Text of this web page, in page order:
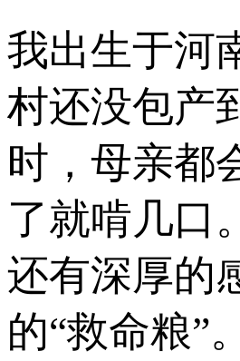
我出生于河
村还没包产
时，母亲都
了就啃几口
还有深厚的
的“救命粮”。